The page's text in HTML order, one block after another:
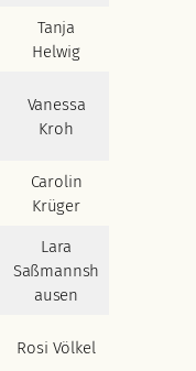
Tanja
Helwig
Vanessa
Kroh
Carolin
Krüger
Lara
Saßmannsh
ausen
Rosi Völkel